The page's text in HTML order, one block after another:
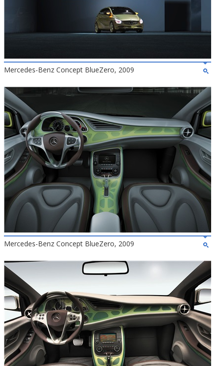
Mercedes-Benz Concept BlueZero, 2009
Mercedes-Benz Concept BlueZero, 2009